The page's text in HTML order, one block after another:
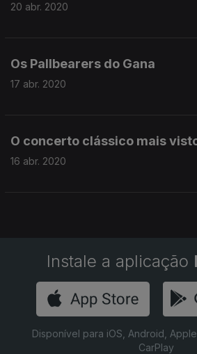
20 abr. 2020
Os Pallbearers do Gana
17 abr. 2020
O concerto clássico mais
16 abr. 2020
Instale a aplicação
Disponível para iOS, Android,
CarPlay